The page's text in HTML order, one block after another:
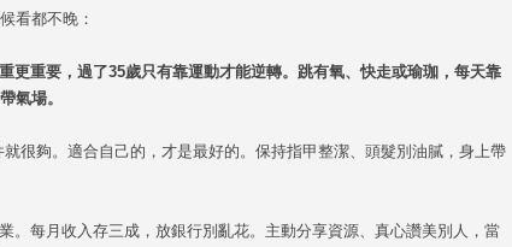
看都不晚：
更重要，過了35歲只有靠運動才能逆轉。跳有氧、快走或瑜珈，每天靠
氣場。
很夠。適合自己的，才是最好的。保持指甲整潔、頭髮別油膩，身上帶
。每月收入存三成，放銀行別亂花。主動分享資源、真心讚美別人，當